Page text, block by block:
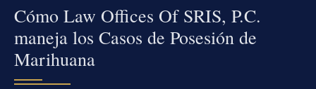
Cómo Law Offices Of SRIS, P.C.
maneja los Casos de Posesión de
Marihuana